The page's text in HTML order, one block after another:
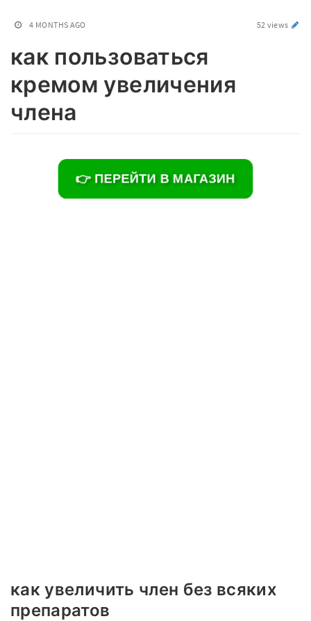
4 MONTHS AGO 52 views
как пользоваться
кремом увеличения
члена
👉 ПЕРЕЙТИ В МАГАЗИН
как увеличить член без всяких
препаратов